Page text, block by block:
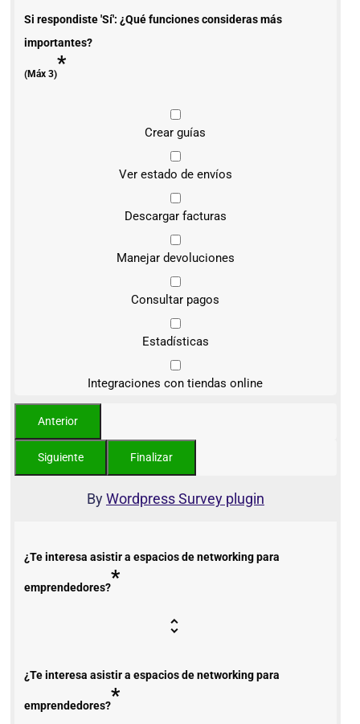
Si respondiste 'Sí': ¿Qué funciones consideras más
importantes?
(Máx 3)*
Crear guías
Ver estado de envíos
Descargar facturas
Manejar devoluciones
Consultar pagos
Estadísticas
Integraciones con tiendas online
ByWordpress Survey plugin
¿Te interesa asistir a espacios de networking para
emprendedores?*
¿Te interesa asistir a espacios de networking para
emprendedores?*